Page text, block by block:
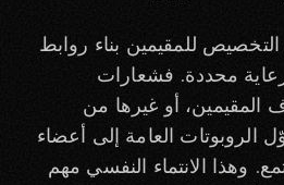
للمقيمين بناء روابط
محددة. فشعارات
المقيمين، أو غيرها من
الروبوتات العامة إلى أعضاء
وهذا الانتماء النفسي مهم